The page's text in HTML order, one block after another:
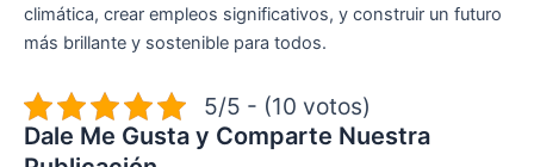
climática, crear empleos significativos, y construir un futuro
más brillante y sostenible para todos.
5/5 - (10 votos)
Dale Me Gusta y Comparte Nuestra